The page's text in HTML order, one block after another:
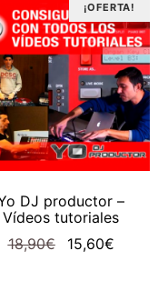
12,90€.5,20€.
¡OFERTA!
AÑADIR AL CARRITO
DJ productor –
Vídeos tutoriales
18,90€
El
15,60€El